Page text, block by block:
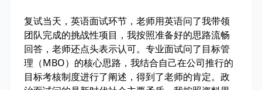
复试当天，英语面试环节，老师用英语问了我带领
团队完成的挑战性项目，我按照准备好的思路流畅
回答，老师还点头表示认可。专业面试问了目标管
理（MBO）的核心思路，我结合自己在公司推行的
目标考核制度进行了阐述，得到了老师的肯定。政